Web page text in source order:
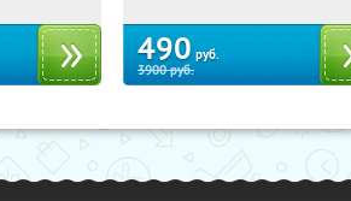
490 руб.
3900руб.